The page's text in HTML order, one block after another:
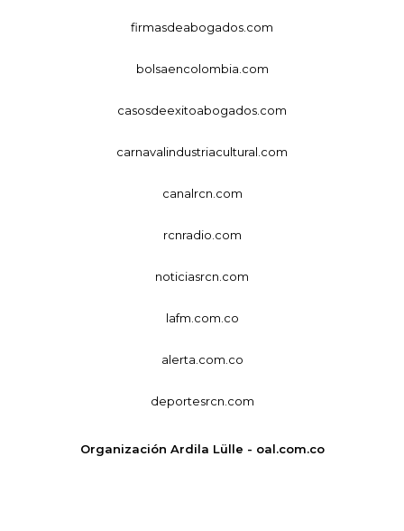
firmasdeabogados.com
bolsaencolombia.com
casosdeexitoabogados.com
carnavalindustriacultural.com
canalrcn.com
rcnradio.com
noticiasrcn.com
lafm.com.co
alerta.com.co
deportesrcn.com
Organización Ardila Lülle - oal.com.co